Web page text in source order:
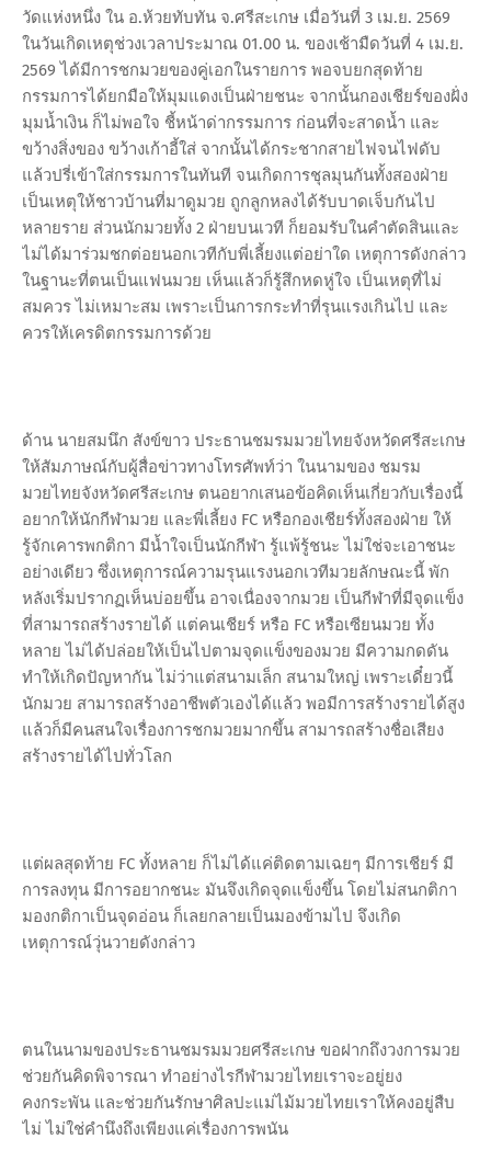
วัดแห่งหนึ่ง ใน อ.ห้วยทับทัน จ.ศรีสะเกษ เมื่อวันที่ 3 เม.ย. 2569
ในวันเกิดเหตุช่วงเวลาประมาณ 01.00 น. ของเช้ามืดวันที่ 4 เม.ย.
2569 ได้มีการชกมวยของคู่เอกในรายการ พอจบยกสุดท้าย
กรรมการได้ยกมือให้มุมแดงเป็นฝ่ายชนะ จากนั้นกองเชียร์ของฝั่ง
มุมน้ำเงิน ก็ไม่พอใจ ชี้หน้าด่ากรรมการ ก่อนที่จะสาดน้ำ และ
ขว้างสิ่งของ ขว้างเก้าอี้ใส่ จากนั้นได้กระชากสายไฟจนไฟดับ
แล้วปรี่เข้าใส่กรรมการในทันที จนเกิดการชุลมุนกันทั้งสองฝ่าย
เป็นเหตุให้ชาวบ้านที่มาดูมวย ถูกลูกหลงได้รับบาดเจ็บกันไป
หลายราย ส่วนนักมวยทั้ง 2 ฝ่ายบนเวที ก็ยอมรับในคำตัดสินและ
ไม่ได้มาร่วมชกต่อยนอกเวทีกับพี่เลี้ยงแต่อย่าใด เหตุการดังกล่าว
ในฐานะที่ตนเป็นแฟนมวย เห็นแล้วก็รู้สึกหดหู่ใจ เป็นเหตุที่ไม่
สมควร ไม่เหมาะสม เพราะเป็นการกระทำที่รุนแรงเกินไป และ
ควรให้เครดิตกรรมการด้วย
ด้าน นายสมนึก สังข์ขาว ประธานชมรมมวยไทยจังหวัดศรีสะเกษ
ให้สัมภาษณ์กับผู้สื่อข่าวทางโทรศัพท์ว่า ในนามของ ชมรม
มวยไทยจังหวัดศรีสะเกษ ตนอยากเสนอข้อคิดเห็นเกี่ยวกับเรื่องนี้
อยากให้นักกีฬามวย และพี่เลี้ยง FC หรือกองเชียร์ทั้งสองฝ่าย ให้
รู้จักเคารพกติกา มีน้ำใจเป็นนักกีฬา รู้แพ้รู้ชนะ ไม่ใช่จะเอาชนะ
อย่างเดียว ซึ่งเหตุการณ์ความรุนแรงนอกเวทีมวยลักษณะนี้ พัก
หลังเริ่มปรากฏเห็นบ่อยขึ้น อาจเนื่องจากมวย เป็นกีฬาที่มีจุดแข็ง
ที่สามารถสร้างรายได้ แต่คนเชียร์ หรือ FC หรือเซียนมวย ทั้ง
หลาย ไม่ได้ปล่อยให้เป็นไปตามจุดแข็งของมวย มีความกดดัน
ทำให้เกิดปัญหากัน ไม่ว่าแต่สนามเล็ก สนามใหญ่ เพราะเดี๋ยวนี้
นักมวย สามารถสร้างอาชีพตัวเองได้แล้ว พอมีการสร้างรายได้สูง
แล้วก็มีคนสนใจเรื่องการชกมวยมากขึ้น สามารถสร้างชื่อเสียง
สร้างรายได้ไปทั่วโลก
แต่ผลสุดท้าย FC ทั้งหลาย ก็ไม่ได้แค่ติดตามเฉยๆ มีการเชียร์ มี
การลงทุน มีการอยากชนะ มันจึงเกิดจุดแข็งขึ้น โดยไม่สนกติกา
มองกติกาเป็นจุดอ่อน ก็เลยกลายเป็นมองข้ามไป จึงเกิด
เหตุการณ์วุ่นวายดังกล่าว
ตนในนามของประธานชมรมมวยศรีสะเกษ ขอฝากถึงวงการมวย
ช่วยกันคิดพิจารณา ทำอย่างไรกีฬามวยไทยเราจะอยู่ยง
คงกระพัน และช่วยกันรักษาศิลปะแม่ไม้มวยไทยเราให้คงอยู่สืบ
ไม่ ไม่ใช่คำนึงถึงเพียงแค่เรื่องการพนัน